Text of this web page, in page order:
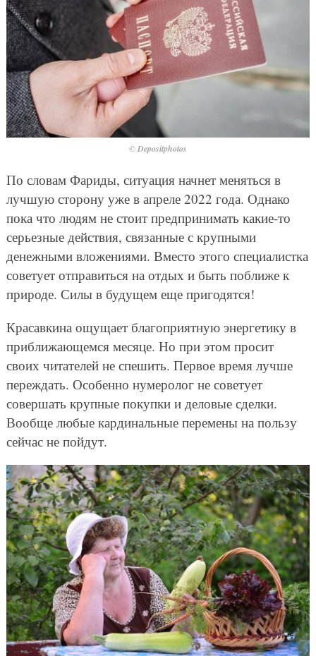
© Depositphotos
По словам Фариды, ситуация начнет меняться в
лучшую сторону уже в апреле 2022 года. Однако
пока что людям не стоит предпринимать какие-то
серьезные действия, связанные с крупными
денежными вложениями. Вместо этого специалистка
советует отправиться на отдых и быть поближе к
природе. Силы в будущем еще пригодятся!
Красавкина ощущает благоприятную энергетику в
приближающемся месяце. Но при этом просит
своих читателей не спешить. Первое время лучше
переждать. Особенно нумеролог не советует
совершать крупные покупки и деловые сделки.
Вообще любые кардинальные перемены на пользу
сейчас не пойдут.